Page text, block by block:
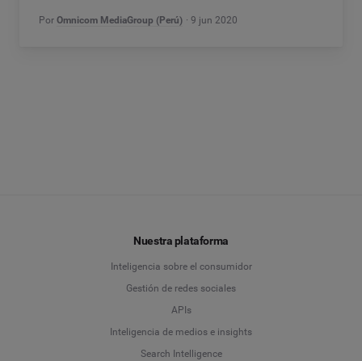
Por Omnicom MediaGroup (Perú) 9 jun 2020
Nuestra plataforma
Inteligencia sobre el consumidor
Gestión de redes sociales
APIs
Inteligencia de medios e insights
Search Intelligence